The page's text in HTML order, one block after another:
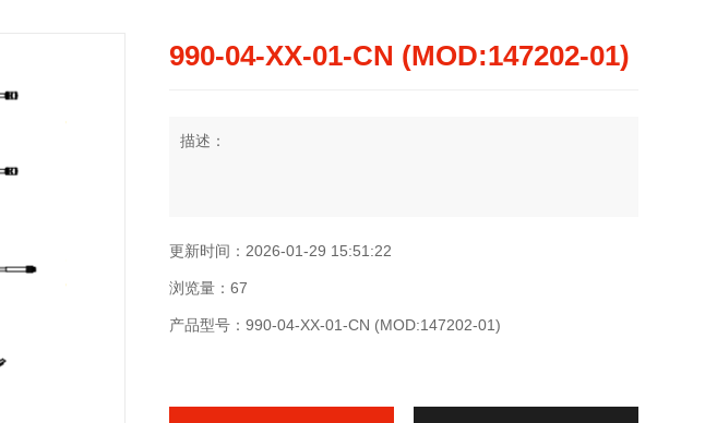
990-04-XX-01-CN (MOD:147202-01)
描述：
更新时间：2026-01-29 15:51:22
浏览量：67
产品型号：990-04-XX-01-CN (MOD:147202-01)